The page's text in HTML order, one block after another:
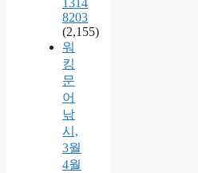
8203
(2,155)
워
킹
문
어
낚
시,
3월
4월